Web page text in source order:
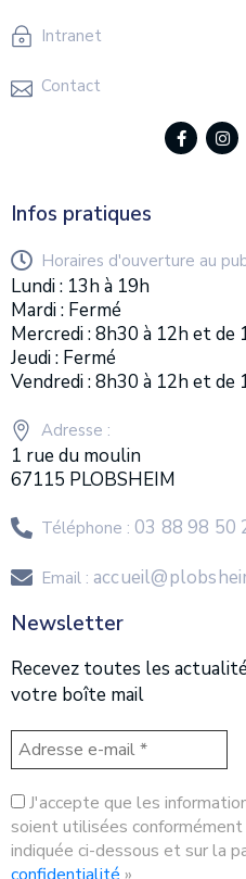
Intranet
Contact
Infos pratiques
Horaires d'ouverture au
Lundi : 13h à 19h
Mardi : Fermé
Mercredi : 8h30 à 12h et de
Jeudi : Fermé
Vendredi : 8h30 à 12h et de
Adresse :
1 rue du moulin
67115 PLOBSHEIM
Téléphone : 03 88 98 50
Email :
Newsletter
Recevez toutes les
votre boîte mail
J'accepte que les
soient utilisées conformément
indiquée ci-dessous et sur la